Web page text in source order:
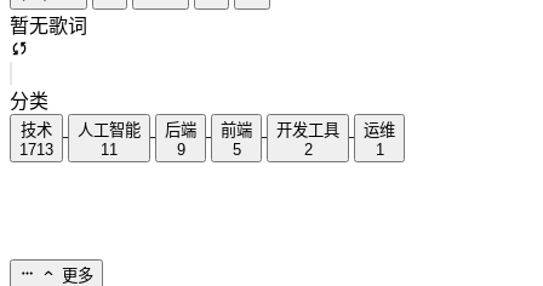
暂无歌词
分类
技术
1713
人工智能
11
后端
9
前端
5
开发工具
2
运维
1
更多